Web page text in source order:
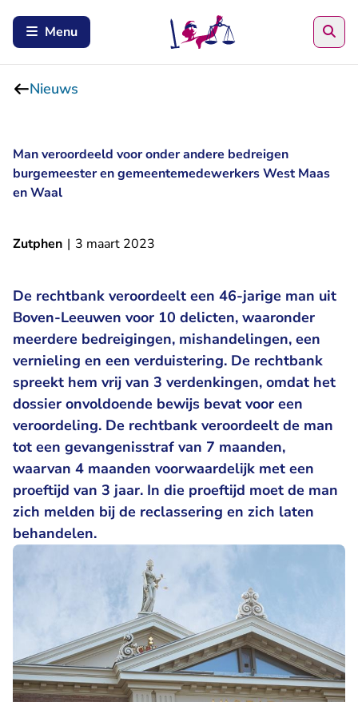
Menu
Nieuws
Man veroordeeld voor onder andere bedreigen
burgemeester en gemeentemedewerkers West Maas
en Waal
Zutphen | 3 maart 2023
De rechtbank veroordeelt een 46-jarige man uit
Boven-Leeuwen voor 10 delicten, waaronder
meerdere bedreigingen, mishandelingen, een
vernieling en een verduistering. De rechtbank
spreekt hem vrij van 3 verdenkingen, omdat het
dossier onvoldoende bewijs bevat voor een
veroordeling. De rechtbank veroordeelt de man
tot een gevangenisstraf van 7 maanden,
waarvan 4 maanden voorwaardelijk met een
proeftijd van 3 jaar. In die proeftijd moet de man
zich melden bij de reclassering en zich laten
behandelen.